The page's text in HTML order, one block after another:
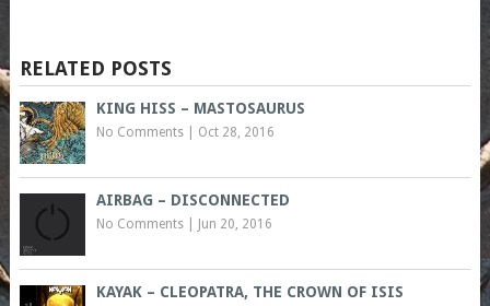
RELATED POSTS
KING HISS – MASTOSAURUS
No Comments| Oct 28, 2016
AIRBAG – DISCONNECTED
No Comments| Jun 20, 2016
KAYAK – CLEOPATRA, THE CROWN OF ISIS